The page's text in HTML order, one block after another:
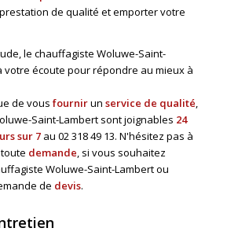
de qualité et emporter votre
le chauffagiste Woluwe-Saint-
votre écoute pour répondre au mieux à
de vous fournirun service de qualité,
Saint-Lambert sont joignables 24
sur 7au 02 318 49 13. N'hésitez pas à
demande, si vous souhaitez
Woluwe-Saint-Lambert ou
de devis.